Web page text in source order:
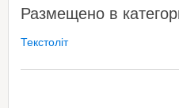
Размещено в
Текстоліт